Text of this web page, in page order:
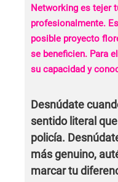
Networking es tejer
profesionalmente.
posible proyecto
se beneficien. Para
su capacidad y
Desnúdate
sentido literal
policía.
más genuino,
marcar tu